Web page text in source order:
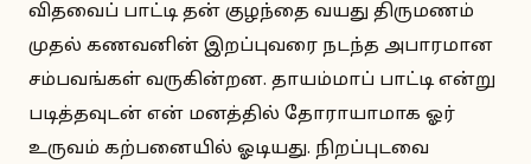
விதவைப் பாட்டி தன் குழந்தை வயது திருமணம்
முதல் கணவனின் இறப்புவரை நடந்த அபாரமான
சம்பவங்கள் வருகின்றன. தாயம்மாப் பாட்டி என்று
படித்தவுடன் என் மனத்தில் தோராயாமாக ஓர்
உருவம் கற்பனையில் ஓடியது. நிறப்புடவை